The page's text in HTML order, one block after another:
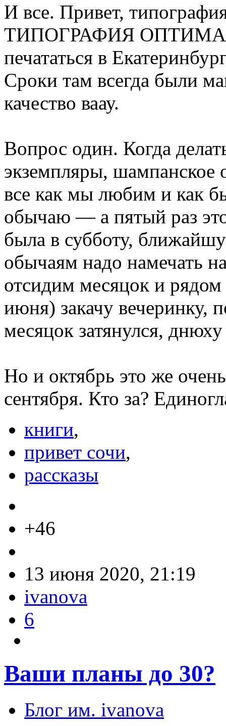
И все. Привет,
ТИПОГРАФИЯ ОПТИМА
печататься в
Сроки там всегда были
качество ваау.
Вопрос один. Когда
экземпляры, шампанское
все как мы любим и как
обычаю — а пятый раз
была в субботу,
обычаям надо намечать
отсидим месяцок и
июня) закачу вечеринку,
месяцок затянулся,
Но и октябрь это же
сентября. Кто за?
книги,
привет сочи,
рассказы
+46
13 июня 2020, 21:19
ivanova
6
Ваши планы до 30?
Блог им. ivanova